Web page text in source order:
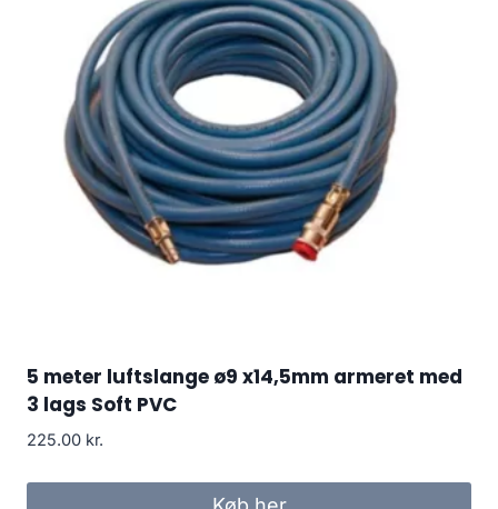
5 meter luftslange ø9 x14,5mm armeret med
3 lags Soft PVC
225.00 kr.